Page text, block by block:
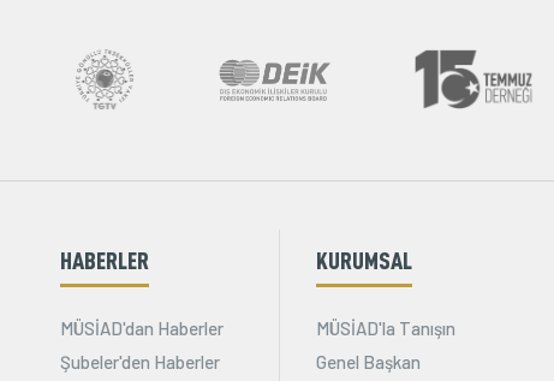
HABERLER
MÜSİAD'dan Haberler
Şubeler'den Haberler
KURUMSAL
MÜSİAD'la Tanışın
Genel Başkan